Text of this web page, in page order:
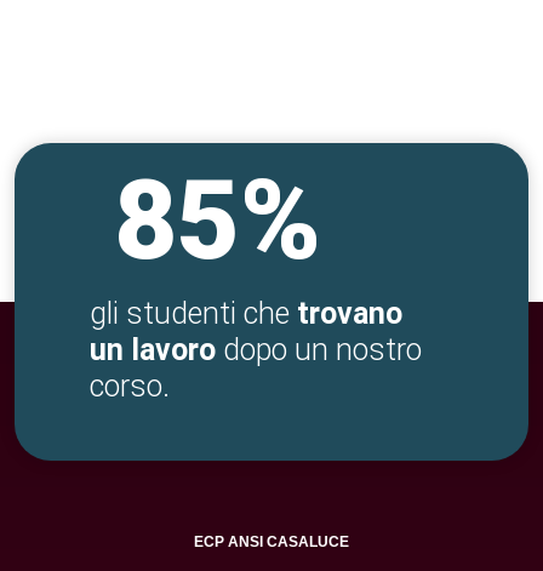
85%
gli studenti che trovano
un lavoro dopo un nostro
corso.
ECP ANSI CASALUCE